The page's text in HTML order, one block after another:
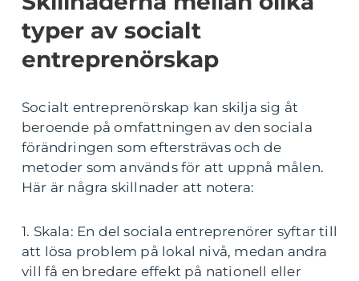
typer av socialt
entreprenörskap
Socialt entreprenörskap kan skilja sig åt
beroende på omfattningen av den sociala
förändringen som eftersträvas och de
metoder som används för att uppnå målen.
Här är några skillnader att notera:
1. Skala: En del sociala entreprenörer syftar till
att lösa problem på lokal nivå, medan andra
vill få en bredare effekt på nationell eller